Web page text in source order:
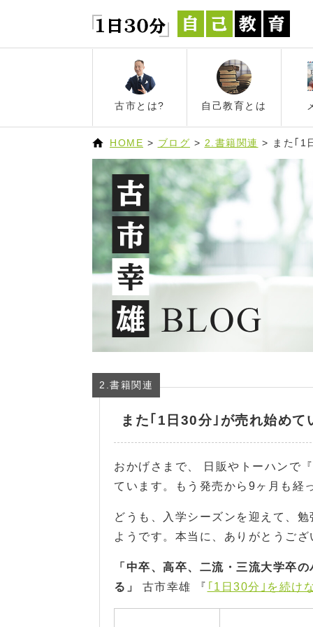
古市とは? 自己教育とは
HOME > ブログ > 2.書籍関連 > また｢1
2.書籍関連
また｢1日30分｣が売れ始めて
おかげさまで、 日販やトーハンで『
ています。もう発売から9ヶ月も経
どうも、入学シーズンを迎えて、
ようです。本当に、ありがとうご
「中卒、高卒、二流・三流大学卒
る」
古市幸雄 『 ｢1日30分｣を続け